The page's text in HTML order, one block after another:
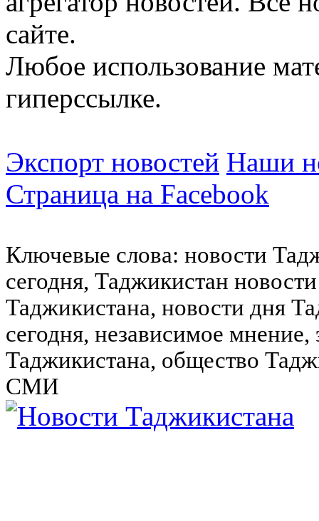
сайте.
Любое использование
гиперссылке.
Экспорт новостей Наши
Страница на Facebook
Ключевые слова: новости
сегодня, Таджикистан
Таджикистана, новости дня
сегодня, независимое
Таджикистана, общество
СМИ